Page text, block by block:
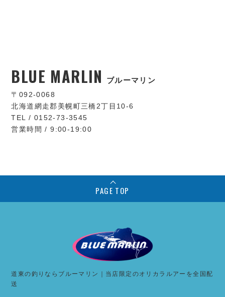
BLUE MARLIN ブルーマリン
〒092-0068
北海道網走郡美幌町三橋2丁目10-6
TEL / 0152-73-3545
営業時間 / 9:00-19:00
PAGE TOP
道東の釣りならブルーマリン｜当店限定のオリカラルアーを全国配
送